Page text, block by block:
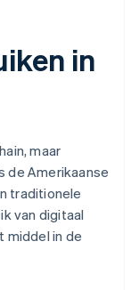
in
maar
de Amerikaanse
traditionele
van digitaal
middel in de